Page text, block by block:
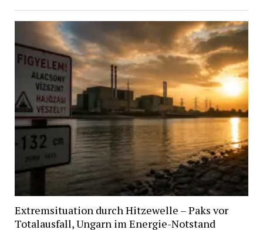
Extremsituation durch Hitzewelle – Paks vor
Totalausfall, Ungarn im Energie-Notstand